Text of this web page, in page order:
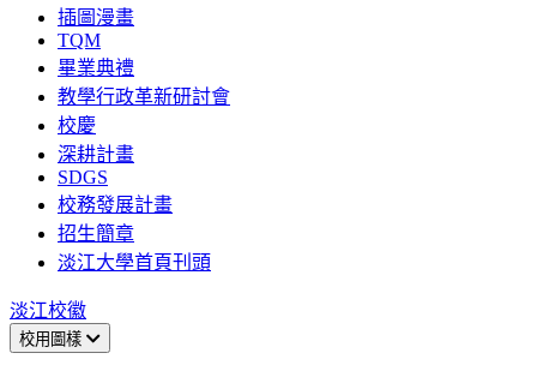
插圖漫畫
TQM
畢業典禮
教學行政革新研討會
校慶
深耕計畫
SDGS
校務發展計畫
招生簡章
淡江大學首頁刊頭
淡江校徽
校用圖樣